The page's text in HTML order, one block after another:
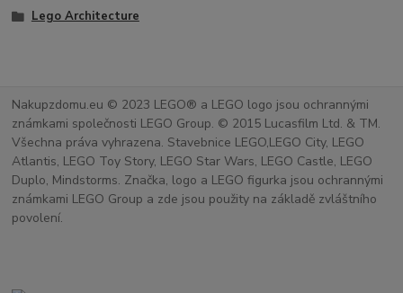
Lego Architecture
Nakupzdomu.eu © 2023 LEGO® a LEGO logo jsou ochrannými
známkami společnosti LEGO Group. © 2015 Lucasfilm Ltd. & TM.
Všechna práva vyhrazena. Stavebnice LEGO,LEGO City, LEGO
Atlantis, LEGO Toy Story, LEGO Star Wars, LEGO Castle, LEGO
Duplo, Mindstorms. Značka, logo a LEGO figurka jsou ochrannými
známkami LEGO Group a zde jsou použity na základě zvláštního
povolení.